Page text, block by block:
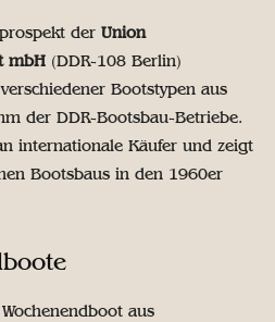
der Union
mbH (DDR-108 Berlin)
Bootstypen aus
der DDR-Bootsbau-Betriebe.
internationale Käufer und zeigt
Bootsbaus in den 1960er
aus